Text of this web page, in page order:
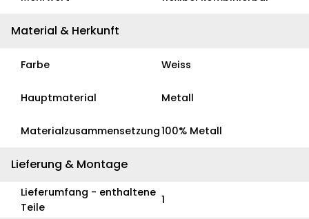
Material & Herkunft
Farbe Weiss
Hauptmaterial Metall
Materialzusammensetzung100% Metall
Lieferung & Montage
Lieferumfang - enthaltene
Teile
1